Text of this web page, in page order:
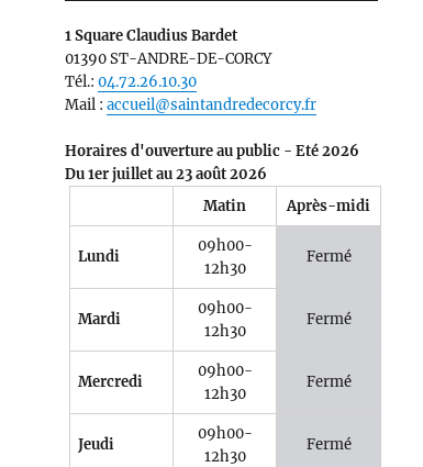
1 Square Claudius Bardet
01390 ST-ANDRE-DE-CORCY
Tél.:04.72.26.10.30
Mail :accueil@saintandredecorcy.fr
Horaires d'ouverture au public - Eté 2026
Du 1er juillet au 23 août 2026
Matin
Après-midi
Lundi
09h00-
12h30
Fermé
Mardi
09h00-
12h30
Fermé
Mercredi
09h00-
12h30
Fermé
Jeudi
09h00-
12h30
Fermé